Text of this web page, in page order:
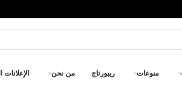
منوعات ريبورتاج من نحن الإعلانات